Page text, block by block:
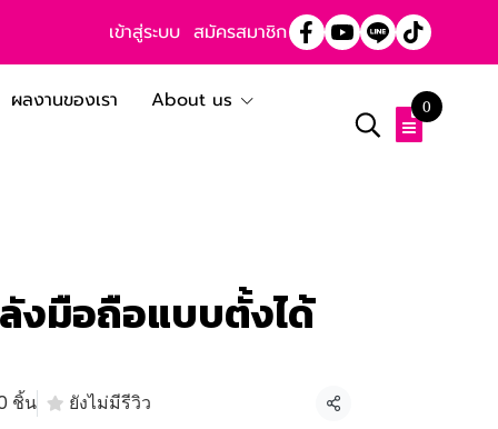
เข้าสู่ระบบ สมัครสมาชิก
ผลงานของเรา
About us
0
งมือถือแบบตั้งได้
ชิ้น ยังไม่มีรีวิว
แชร์